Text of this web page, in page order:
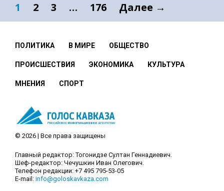
1 2 3 … 176 Далее →
ПОЛИТИКА В МИРЕ ОБЩЕСТВО
ПРОИСШЕСТВИЯ ЭКОНОМИКА КУЛЬТУРА
МНЕНИЯ СПОРТ
© 2026 | Все права защищены
Главный редактор: Тогонидзе Султан Геннадиевич.
Шеф-редактор: Чечушкин Иван Олегович.
Телефон редакции: +7 495 795-53-05
E-mail: info@goloskavkaza.com